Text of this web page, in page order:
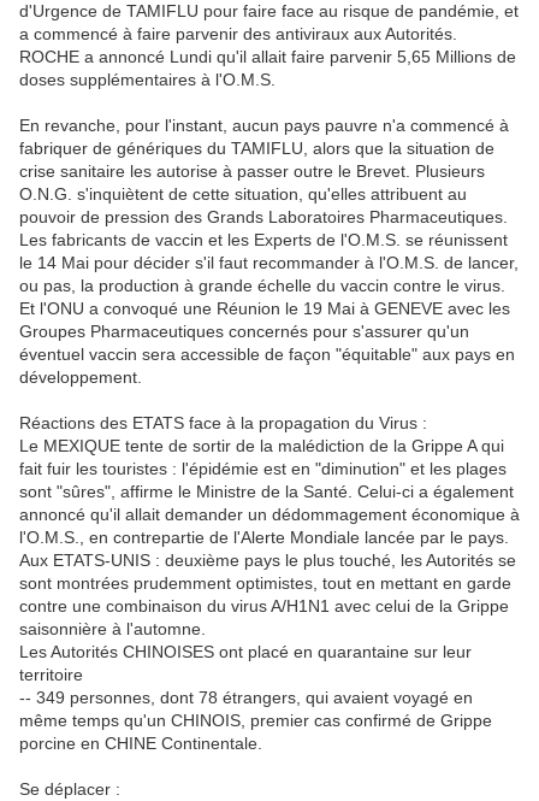
d'Urgence de TAMIFLU pour faire face au risque de pandémie, et
a commencé à faire parvenir des antiviraux aux Autorités.
ROCHE a annoncé Lundi qu'il allait faire parvenir 5,65 Millions de
doses supplémentaires à l'O.M.S.
En revanche, pour l'instant, aucun pays pauvre n'a commencé à
fabriquer de génériques du TAMIFLU, alors que la situation de
crise sanitaire les autorise à passer outre le Brevet. Plusieurs
O.N.G. s'inquiètent de cette situation, qu'elles attribuent au
pouvoir de pression des Grands Laboratoires Pharmaceutiques.
Les fabricants de vaccin et les Experts de l'O.M.S. se réunissent
le 14 Mai pour décider s'il faut recommander à l'O.M.S. de lancer,
ou pas, la production à grande échelle du vaccin contre le virus.
Et l'ONU a convoqué une Réunion le 19 Mai à GENEVE avec les
Groupes Pharmaceutiques concernés pour s'assurer qu'un
éventuel vaccin sera accessible de façon "équitable" aux pays en
développement.
Réactions des ETATS face à la propagation du Virus :
Le MEXIQUE tente de sortir de la malédiction de la Grippe A qui
fait fuir les touristes : l'épidémie est en "diminution" et les plages
sont "sûres", affirme le Ministre de la Santé. Celui-ci a également
annoncé qu'il allait demander un dédommagement économique à
l'O.M.S., en contrepartie de l'Alerte Mondiale lancée par le pays.
Aux ETATS-UNIS : deuxième pays le plus touché, les Autorités se
sont montrées prudemment optimistes, tout en mettant en garde
contre une combinaison du virus A/H1N1 avec celui de la Grippe
saisonnière à l'automne.
Les Autorités CHINOISES ont placé en quarantaine sur leur
territoire
-- 349 personnes, dont 78 étrangers, qui avaient voyagé en
même temps qu'un CHINOIS, premier cas confirmé de Grippe
porcine en CHINE Continentale.
Se déplacer :